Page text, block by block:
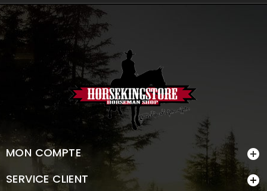
MON COMPTE 
SERVICE CLIENT 